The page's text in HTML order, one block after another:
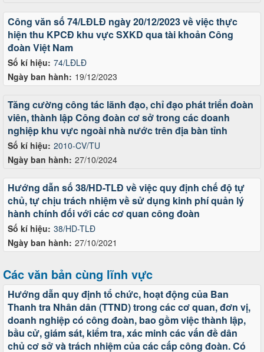
Số kí hiệu: 74/LĐLĐ
Ngày ban hành: 19/12/2023
Công văn số 74/LĐLĐ ngày 20/12/2023 về việc thực
hiện thu KPCĐ khu vực SXKD qua tài khoản Công
đoàn Việt Nam
Số kí hiệu: 2010-CV/TU
Ngày ban hành: 27/10/2024
Tăng cường công tác lãnh đạo, chỉ đạo phát triển đoàn
viên, thành lập Công đoàn cơ sở trong các doanh
nghiệp khu vực ngoài nhà nước trên địa bàn tỉnh
Số kí hiệu: 38/HD-TLĐ
Ngày ban hành: 27/10/2021
Hướng dẫn số 38/HD-TLĐ về việc quy định chế độ tự
chủ, tự chịu trách nhiệm về sử dụng kinh phí quản lý
hành chính đối với các cơ quan công đoàn
Các văn bản cùng lĩnh vực
Hướng dẫn quy định tổ chức, hoạt động của Ban
Thanh tra Nhân dân (TTND) trong các cơ quan, đơn vị,
doanh nghiệp có công đoàn, bao gồm việc thành lập,
bầu cử, giám sát, kiểm tra, xác minh các vấn đề dân
chủ cơ sở và trách nhiệm của các cấp công đoàn. Có